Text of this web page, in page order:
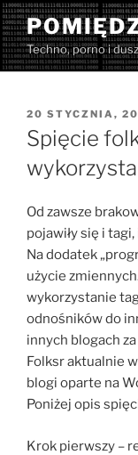
Przejdź
do
treściTechno, porno i
OPUBLIKOWANE
W
20 STYCZNIA,
Spięcie
Od zawsze
pojawiły się i
Na dodatek
użycie
wykorzystanie
odnośników do
innych blogach
Folksr aktualnie
blogi oparte na
Poniżej opis
Krok pierwszy –